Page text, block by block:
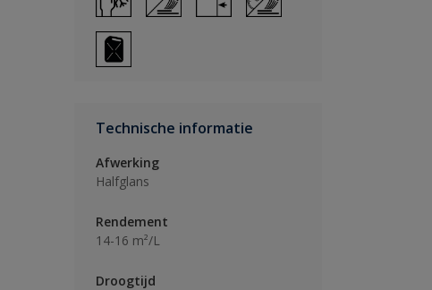
Technische informatie
Afwerking
Halfglans
Rendement
14-16 m²/L
Droogtijd